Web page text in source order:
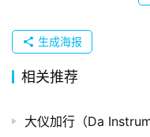
生成海报
相关推荐
大仪加行（Da